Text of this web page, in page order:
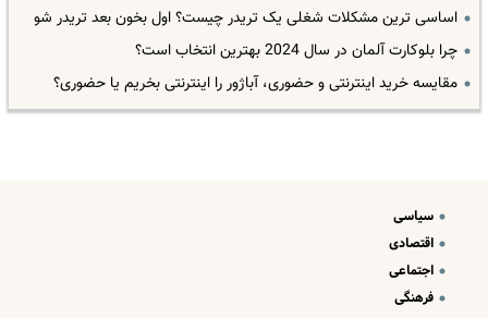
اساسی ترین مشکلات شغلی یک تریدر چیست؟ اول بخون بعد تریدر شو
چرا بلوکارت آلمان در سال 2024 بهترین انتخاب است؟
مقایسه خرید اینترنتی و حضوری، آباژور را اینترنتی بخریم یا حضوری؟
سیاسی
اقتصادی
اجتماعی
فرهنگی